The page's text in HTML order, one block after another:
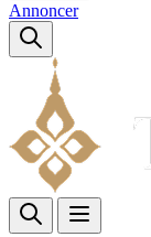
Annoncer